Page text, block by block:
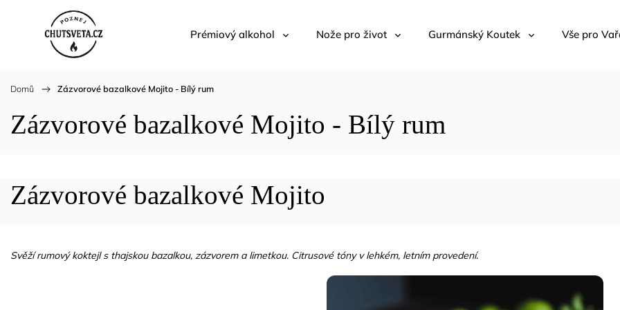
Prémiový alkohol Nože pro život Gurmánský Koutek Vše pro
Domů / Zázvorové bazalkové Mojito - Bílý rum
Zázvorové bazalkové Mojito - Bílý rum
Zázvorové bazalkové Mojito
Svěží rumový koktejl s thajskou bazalkou, zázvorem a limetkou. Citrusové tóny v lehkém, letním provedení.